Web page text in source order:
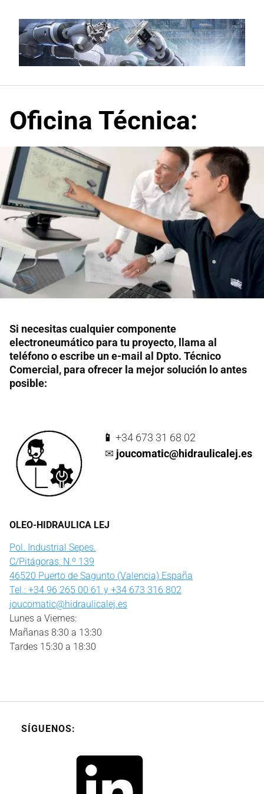
contenido
Oficina Técnica:
Si necesitas cualquier componente
electroneumático para tu proyecto, llama al
teléfono o escribe un e-mail al Dpto. Técnico
Comercial, para ofrecer la mejor solución lo antes
posible:
📱 +34 673 31 68 02
✉ joucomatic@hidraulicalej.es
OLEO-HIDRAULICA LEJ
Pol. Industrial Sepes.
C/Pitágoras, N.º 139
46520 Puerto de Sagunto (Valencia) España
Tel.: +34 96 265 00 61 y +34 673 316 802
joucomatic@hidraulicalej.es
Lunes a Viernes:
Mañanas 8:30 a 13:30
Tardes 15:30 a 18:30
SÍGUENOS: